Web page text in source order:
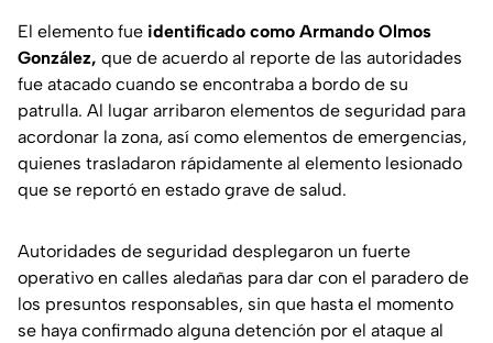
El elemento fue identificado como Armando Olmos
González, que de acuerdo al reporte de las autoridades
fue atacado cuando se encontraba a bordo de su
patrulla. Al lugar arribaron elementos de seguridad para
acordonar la zona, así como elementos de emergencias,
quienes trasladaron rápidamente al elemento lesionado
que se reportó en estado grave de salud.
Autoridades de seguridad desplegaron un fuerte
operativo en calles aledañas para dar con el paradero de
los presuntos responsables, sin que hasta el momento
se haya confirmado alguna detención por el ataque al